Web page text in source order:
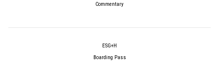
Commentary
ESG+H
Boarding Pass